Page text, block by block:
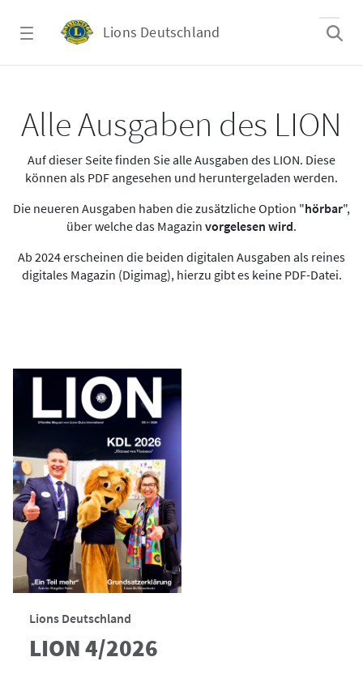
Lions Deutschland
Alle Ausgaben des LION
Auf dieser Seite finden Sie alle Ausgaben des LION. Diese
können als PDF angesehen und heruntergeladen werden.
Die neueren Ausgaben haben die zusätzliche Option "hörbar",
über welche das Magazin vorgelesen wird.
Ab 2024 erscheinen die beiden digitalen Ausgaben als reines
digitales Magazin (Digimag), hierzu gibt es keine PDF-Datei.
Lions Deutschland
LION 4/2026